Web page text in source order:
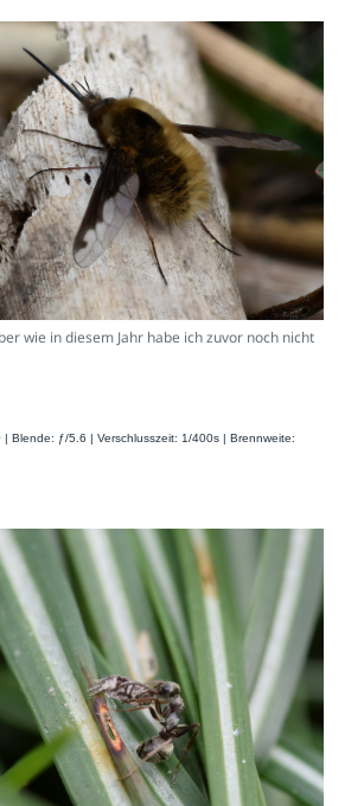
wie in diesem Jahr habe ich zuvor noch nicht
| Blende: ƒ/5.6 | Verschlusszeit: 1/400s | Brennweite: